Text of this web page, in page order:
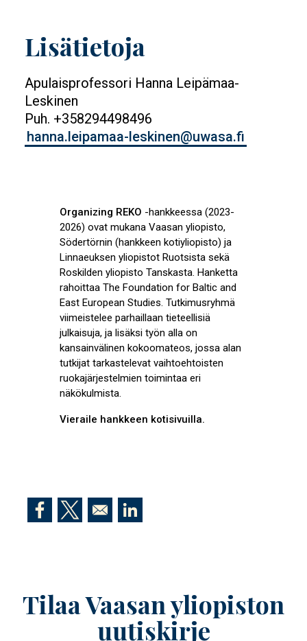
Lisätietoja
Apulaisprofessori Hanna Leipämaa-
Leskinen
Puh. +358294498496
hanna.leipamaa-leskinen@uwasa.fi
Organizing REKO -hankkeessa (2023-
2026) ovat mukana Vaasan yliopisto,
Södertörnin (hankkeen kotiyliopisto) ja
Linnaeuksen yliopistot Ruotsista sekä
Roskilden yliopisto Tanskasta. Hanketta
rahoittaa The Foundation for Baltic and
East European Studies. Tutkimusryhmä
viimeistelee parhaillaan tieteellisiä
julkaisuja, ja lisäksi työn alla on
kansainvälinen kokoomateos, jossa alan
tutkijat tarkastelevat vaihtoehtoisten
ruokajärjestelmien toimintaa eri
näkökulmista.
Vieraile hankkeen kotisivuilla.
Opens in a new window
Opens in a new windowOpens in a new window
Tilaa Vaasan yliopiston
uutiskirje